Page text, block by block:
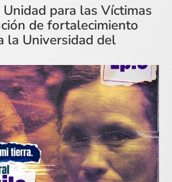
para las Víctimas
de fortalecimiento
la Universidad del